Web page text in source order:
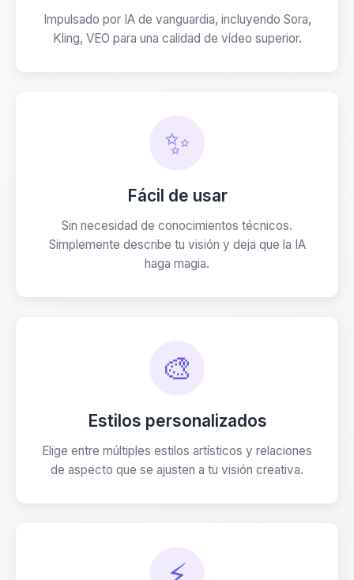
Impulsado por IA de vanguardia, incluyendo Sora,
Kling, VEO para una calidad de vídeo superior.
✨
Fácil de usar
Sin necesidad de conocimientos técnicos.
Simplemente describe tu visión y deja que la IA
haga magia.
🎨
Estilos personalizados
Elige entre múltiples estilos artísticos y relaciones
de aspecto que se ajusten a tu visión creativa.